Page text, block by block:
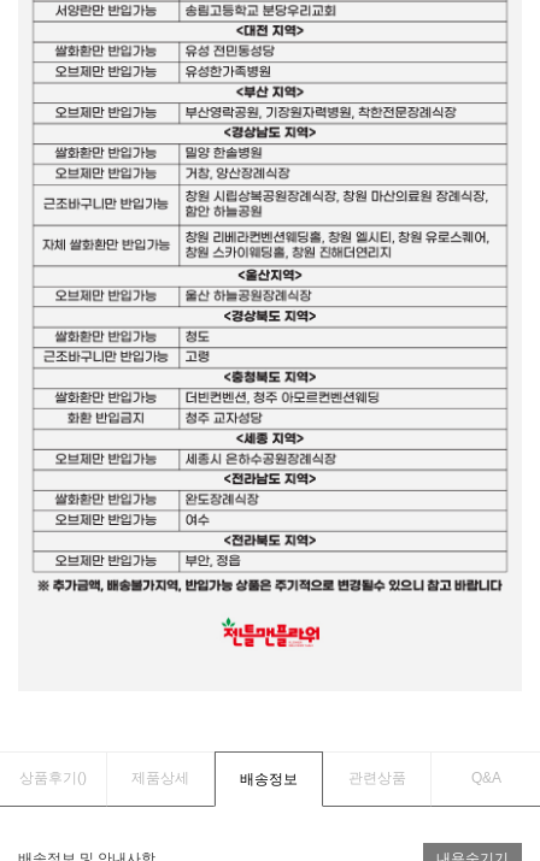
상품후기() 제품상세 배송정보 관련상품 Q&A